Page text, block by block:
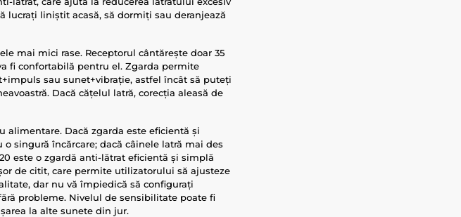
lucrați liniștit acasă, să dormiți sau deranjează
mai mici rase. Receptorul cântărește doar 35
fi confortabilă pentru el. Zgarda permite
sau sunet+vibrație, astfel încât să puteți
Dacă cățelul latră, corecția aleasă de
alimentare. Dacă zgarda este eficientă și
singură încărcare; dacă câinele latră mai des
este o zgardă anti-lătrat eficientă și simplă
de citit, care permite utilizatorului să ajusteze
dar nu vă împiedică să configurați
probleme. Nivelul de sensibilitate poate fi
la alte sunete din jur.